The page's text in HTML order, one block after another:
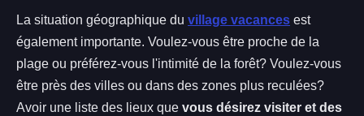
La situation géographique du village vacances est
également importante. Voulez-vous être proche de la
plage ou préférez-vous l'intimité de la forêt? Voulez-vous
être près des villes ou dans des zones plus reculées?
Avoir une liste des lieux que vous désirez visiter et des